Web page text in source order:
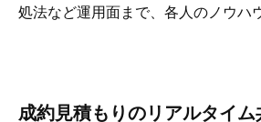
処法など運用面まで、各人のノウハ
成約見積もりのリアルタイ